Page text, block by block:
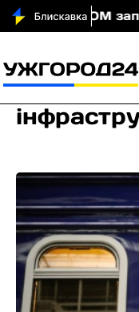
МОМ запустила